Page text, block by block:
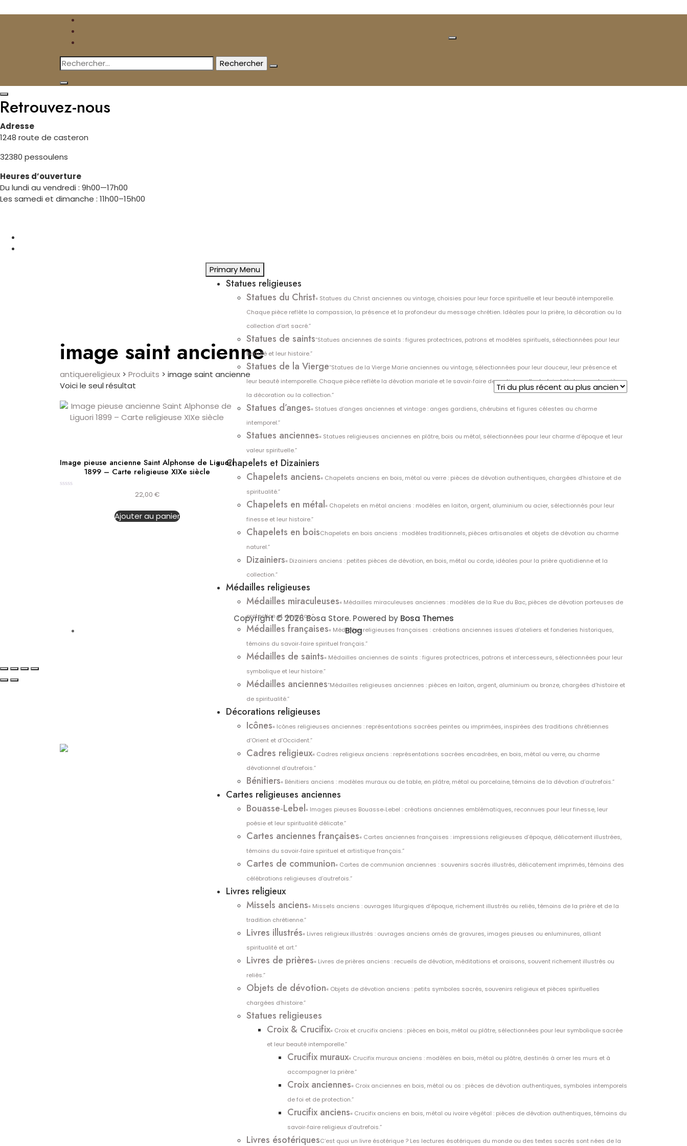
Rechercher :
Retrouvez-nous
Adresse
1248 route de casteron
32380 pessoulens
Heures d’ouverture
Du lundi au vendredi : 9h00—17h00
Les samedi et dimanche : 11h00–15h00
Primary Menu
Statues religieuses
Statues du Christ« Statues du Christ anciennes ou vintage, choisies pour leur force spirituelle et leur beauté intemporelle.
Chaque pièce reflète la compassion, la présence et la profondeur du message chrétien. Idéales pour la prière, la décoration ou la
collection d’art sacré.”
Statues de saints“Statues anciennes de saints : figures protectrices, patrons et modèles spirituels, sélectionnées pour leur
beauté et leur histoire.”
Statues de la Vierge“Statues de la Vierge Marie anciennes ou vintage, sélectionnées pour leur douceur, leur présence et
leur beauté intemporelle. Chaque pièce reflète la dévotion mariale et le savoir‑faire des artisans d’autrefois. Idéales pour la prière,
la décoration ou la collection.”
Statues d’anges« Statues d’anges anciennes et vintage : anges gardiens, chérubins et figures célestes au charme
intemporel.”
Statues anciennes« Statues religieuses anciennes en plâtre, bois ou métal, sélectionnées pour leur charme d’époque et leur
valeur spirituelle.”
Chapelets et Dizainiers
Chapelets anciens« Chapelets anciens en bois, métal ou verre : pièces de dévotion authentiques, chargées d’histoire et de
spiritualité.”
Chapelets en métal« Chapelets en métal anciens : modèles en laiton, argent, aluminium ou acier, sélectionnés pour leur
finesse et leur histoire.”
Chapelets en boisChapelets en bois anciens : modèles traditionnels, pièces artisanales et objets de dévotion au charme
naturel.”
Dizainiers« Dizainiers anciens : petites pièces de dévotion, en bois, métal ou corde, idéales pour la prière quotidienne et la
collection.”
Médailles religieuses
Médailles miraculeuses« Médailles miraculeuses anciennes : modèles de la Rue du Bac, pièces de dévotion porteuses de
protection et de grâce.”
Médailles françaises« Médailles religieuses françaises : créations anciennes issues d’ateliers et fonderies historiques,
témoins du savoir‑faire spirituel français.”
Médailles de saints« Médailles anciennes de saints : figures protectrices, patrons et intercesseurs, sélectionnées pour leur
symbolique et leur histoire.”
Médailles anciennes“Médailles religieuses anciennes : pièces en laiton, argent, aluminium ou bronze, chargées d’histoire et
de spiritualité.”
Décorations religieuses
Icônes« Icônes religieuses anciennes : représentations sacrées peintes ou imprimées, inspirées des traditions chrétiennes
d’Orient et d’Occident.”
Cadres religieux« Cadres religieux anciens : représentations sacrées encadrées, en bois, métal ou verre, au charme
dévotionnel d’autrefois.”
Bénitiers« Bénitiers anciens : modèles muraux ou de table, en plâtre, métal ou porcelaine, témoins de la dévotion d’autrefois.”
Cartes religieuses anciennes
Bouasse‑Lebel« Images pieuses Bouasse‑Lebel : créations anciennes emblématiques, reconnues pour leur finesse, leur
poésie et leur spiritualité délicate.”
Cartes anciennes françaises« Cartes anciennes françaises : impressions religieuses d’époque, délicatement illustrées,
témoins du savoir‑faire spirituel et artistique français.”
Cartes de communion« Cartes de communion anciennes : souvenirs sacrés illustrés, délicatement imprimés, témoins des
célébrations religieuses d’autrefois.”
Livres religieux
Missels anciens« Missels anciens : ouvrages liturgiques d’époque, richement illustrés ou reliés, témoins de la prière et de la
tradition chrétienne.”
Livres illustrés« Livres religieux illustrés : ouvrages anciens ornés de gravures, images pieuses ou enluminures, alliant
spiritualité et art.”
Livres de prières« Livres de prières anciens : recueils de dévotion, méditations et oraisons, souvent richement illustrés ou
reliés.”
Objets de dévotion« Objets de dévotion anciens : petits symboles sacrés, souvenirs religieux et pièces spirituelles
chargées d’histoire.”
Statues religieuses
Croix & Crucifix« Croix et crucifix anciens : pièces en bois, métal ou plâtre, sélectionnées pour leur symbolique sacrée
et leur beauté intemporelle.”
Crucifix muraux« Crucifix muraux anciens : modèles en bois, métal ou plâtre, destinés à orner les murs et à
accompagner la prière.”
Croix anciennes« Croix anciennes en bois, métal ou os : pièces de dévotion authentiques, symboles intemporels
de foi et de protection.”
Crucifix anciens« Crucifix anciens en bois, métal ou ivoire végétal : pièces de dévotion authentiques, témoins du
savoir‑faire religieux d’autrefois.”
Livres ésotériquesC’est quoi un livre ésotérique ? Les lectures ésotériques du monde ou des textes sacrés sont nées de la
image saint ancienne
antiquereligieux > Produits > image saint ancienne
Voici le seul résultat
Image pieuse ancienne Saint Alphonse de Liguori
1899 – Carte religieuse XIXe siècle
22,00 €
Ajouter au panier
Copyright © 2026 Bosa Store. Powered by Bosa Themes
Blog